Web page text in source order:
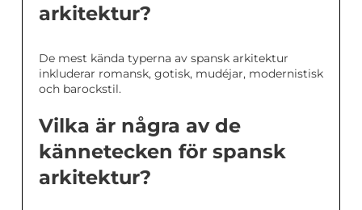
arkitektur?
De mest kända typerna av spansk arkitektur
inkluderar romansk, gotisk, mudéjar, modernistisk
och barockstil.
Vilka är några av de
kännetecken för spansk
arkitektur?